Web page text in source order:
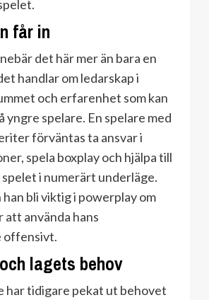
får in
det här mer än bara en
handlar om ledarskap i
och erfarenhet som kan
yngre spelare. En spelare med
förväntas ta ansvar i
spela boxplay och hjälpa till
i numerärt underläge.
han bli viktig i powerplay om
använda hans
offensivt.
lagets behov
har tidigare pekat ut behovet